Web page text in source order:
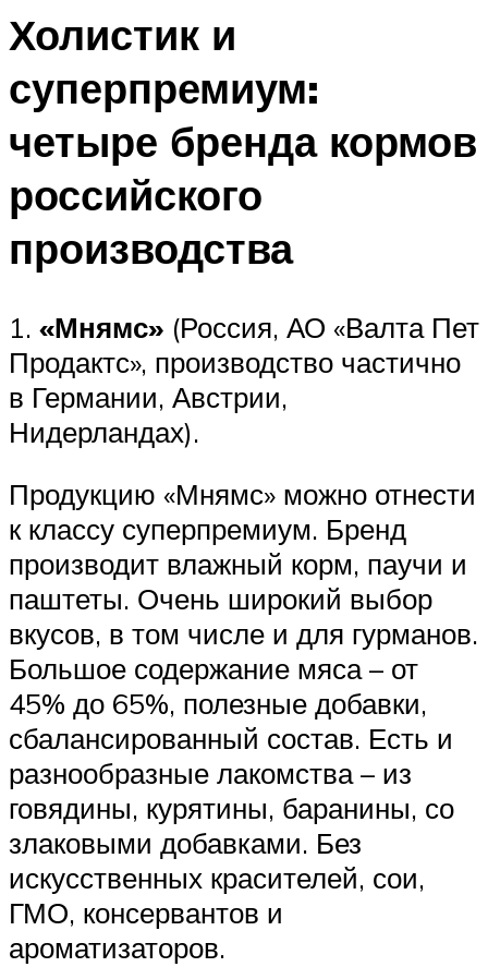
Холистик и
суперпремиум:
четыре бренда кормов
российского
производства
1. «Мнямс» (Россия, АО «Валта Пет
Продактс», производство частично
в Германии, Австрии,
Нидерландах).
Продукцию «Мнямс» можно отнести
к классу суперпремиум. Бренд
производит влажный корм, паучи и
паштеты. Очень широкий выбор
вкусов, в том числе и для гурманов.
Большое содержание мяса – от
45% до 65%, полезные добавки,
сбалансированный состав. Есть и
разнообразные лакомства – из
говядины, курятины, баранины, со
злаковыми добавками. Без
искусственных красителей, сои,
ГМО, консервантов и
ароматизаторов.